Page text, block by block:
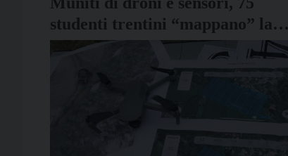
studenti trentini “mappano” la
processionaria in Vallagarina